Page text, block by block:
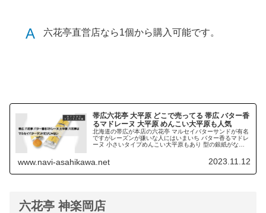
A 六花亭直営店なら1個から購入可能です。
帯広六花亭 大平原 どこで売ってる 帯広 バター香
るマドレーヌ 大平原 めんこい大平原も人気
北海道の帯広が本店の六花亭 マルセイバターサンドが有名
ですがレーズンが嫌いな人にはいまいち バター香るマドレ
ーヌ 小さいタイプめんこい大平原もあり 型の銀紙がなく
www.navi-asahikawa.net 2023.11.12
六花亭 神楽岡店